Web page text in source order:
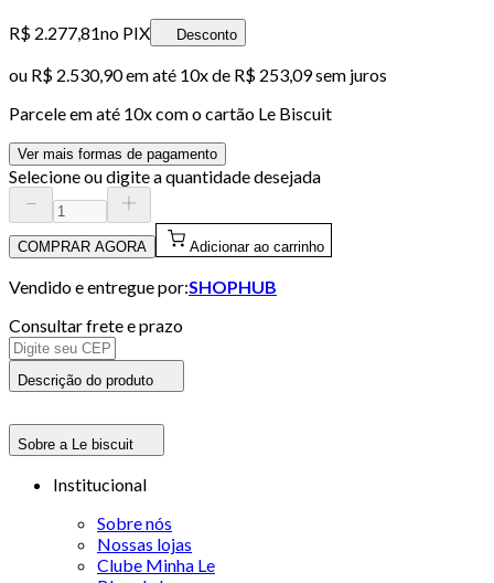
R$ 2.277,81no PIX Desconto
ou R$ 2.530,90em até 10x de R$ 253,09 sem juros
Parcele em até 10x com o cartão Le Biscuit
Ver mais formas de pagamento
Selecione ou digite a quantidade desejada
COMPRAR AGORA Adicionar ao carrinho
Vendido e entregue por:SHOPHUB
Consultar frete e prazo
Descrição do produto
Sobre a Le biscuit
Institucional
Sobre nós
Nossas lojas
Clube Minha Le